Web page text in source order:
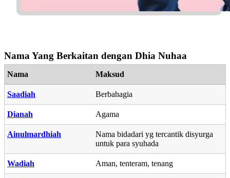
Nama Yang Berkaitan dengan Dhia Nuhaa
Nama Maksud
Saadiah Berbahagia
Dianah Agama
Ainulmardhiah
Nama bidadari yg tercantik disyurga
untuk para syuhada
Wadiah Aman, tenteram, tenang